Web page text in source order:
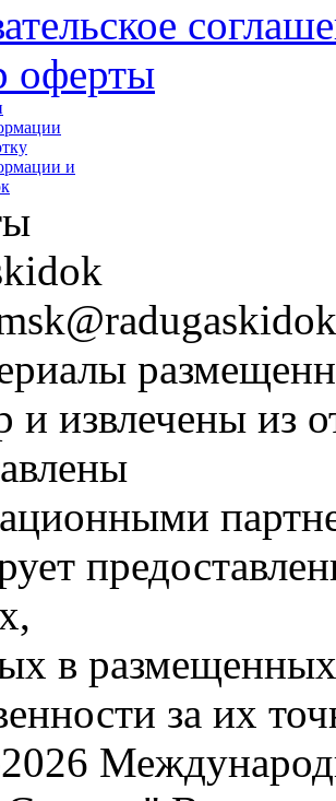
оферты
и
и извлечены из
в
за их